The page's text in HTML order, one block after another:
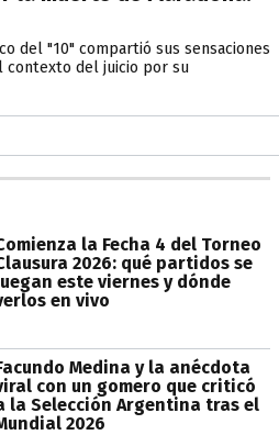
del "10" compartió sus sensaciones
contexto del juicio por su
la Fecha 4 del Torneo
2026: qué partidos se
este viernes y dónde
en vivo
Medina y la anécdota
con un gomero que criticó
la Selección Argentina tras el
2026